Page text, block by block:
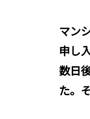
マン
申し
数日
た。